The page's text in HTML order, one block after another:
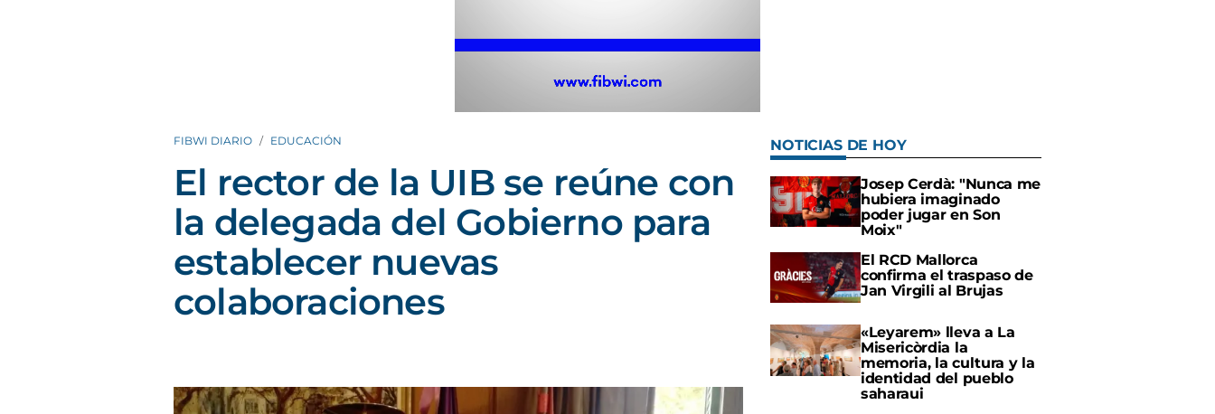
FIBWI DIARIO EDUCACIÓN
El rector de la UIB se reúne con
la delegada del Gobierno para
establecer nuevas
colaboraciones
NOTICIAS DE HOY
Josep Cerdà: "Nunca me
hubiera imaginado
poder jugar en Son
Moix"
El RCD Mallorca
confirma el traspaso de
Jan Virgili al Brujas
«Leyarem» lleva a La
Misericòrdia la
memoria, la cultura y la
identidad del pueblo
saharaui